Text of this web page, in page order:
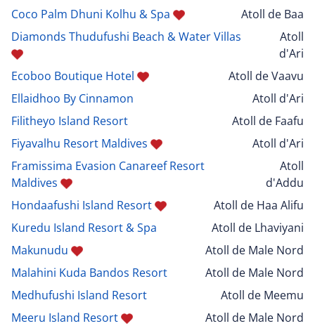
Coco Palm Dhuni Kolhu & Spa
Atoll de Baa
Diamonds Thudufushi Beach & Water Villas
Atoll
d'Ari
Ecoboo Boutique Hotel
Atoll de Vaavu
Ellaidhoo By Cinnamon
Atoll d'Ari
Filitheyo Island Resort
Atoll de Faafu
Fiyavalhu Resort Maldives
Atoll d'Ari
Framissima Evasion Canareef Resort
Maldives
Atoll
d'Addu
Hondaafushi Island Resort
Atoll de Haa Alifu
Kuredu Island Resort & Spa
Atoll de Lhaviyani
Makunudu
Atoll de Male Nord
Malahini Kuda Bandos Resort
Atoll de Male Nord
Medhufushi Island Resort
Atoll de Meemu
Meeru Island Resort
Atoll de Male Nord